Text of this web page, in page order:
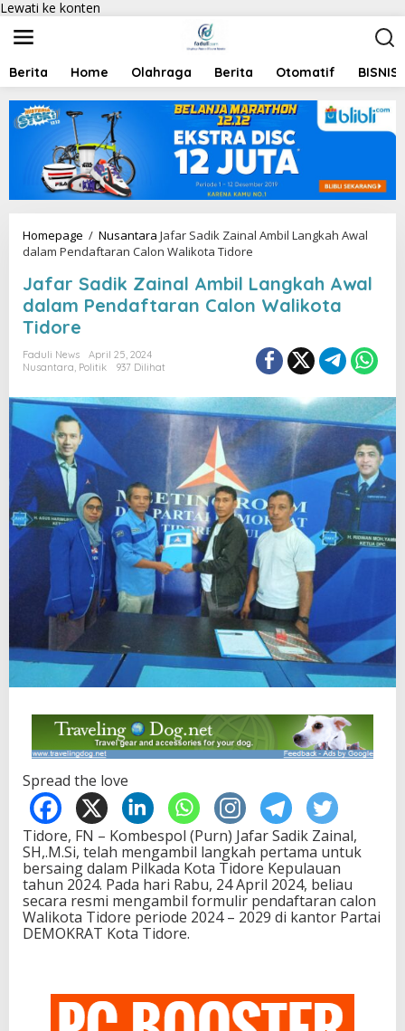
Lewati ke konten
Berita Home Olahraga Berita Otomatif BISNIS
Homepage / Nusantara Jafar Sadik Zainal Ambil Langkah Awal
dalam Pendaftaran Calon Walikota Tidore
Jafar Sadik Zainal Ambil Langkah Awal
dalam Pendaftaran Calon Walikota
Tidore
Faduli News
April 25, 2024
Nusantara, Politik 937 Dilihat
Spread the love
Tidore, FN – Kombespol (Purn) Jafar Sadik Zainal,
SH,.M.Si, telah mengambil langkah pertama untuk
bersaing dalam Pilkada Kota Tidore Kepulauan
tahun 2024. Pada hari Rabu, 24 April 2024, beliau
secara resmi mengambil formulir pendaftaran calon
Walikota Tidore periode 2024 – 2029 di kantor Partai
DEMOKRAT Kota Tidore.